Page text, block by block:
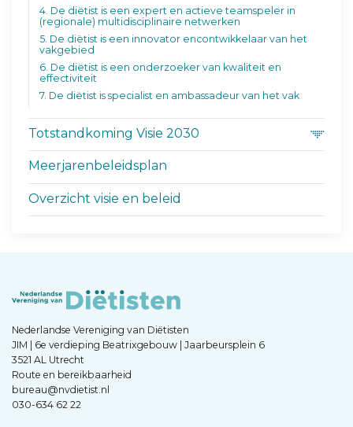
4. De diëtist is een expert en actieve teamspeler in
(regionale) multidisciplinaire netwerken
5. De diëtist is een innovator encontwikkelaar van het
vakgebied
6. De diëtist is een onderzoeker van kwaliteit en
effectiviteit
7. De diëtist is specialist en ambassadeur van het vak
Totstandkoming Visie 2030
Meerjarenbeleidsplan
Overzicht visie en beleid
Nederlandse Vereniging van Diëtisten
JIM | 6e verdieping Beatrixgebouw | Jaarbeursplein 6
3521 AL Utrecht
Route en bereikbaarheid
bureau@nvdietist.nl
030-634 62 22